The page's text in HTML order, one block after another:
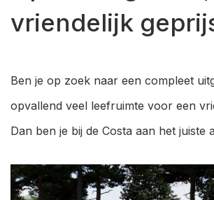
vriendelijk
Ben je op zoek naar een compleet
opvallend veel leefruimte voor een
Dan ben je bij de Costa aan het juiste